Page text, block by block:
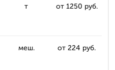
т от 1250 руб.
меш. от 224 руб.